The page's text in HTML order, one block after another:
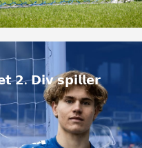
𝟮. 𝗗𝗶𝘃 𝘀𝗽𝗶𝗹𝗹𝗲𝗿